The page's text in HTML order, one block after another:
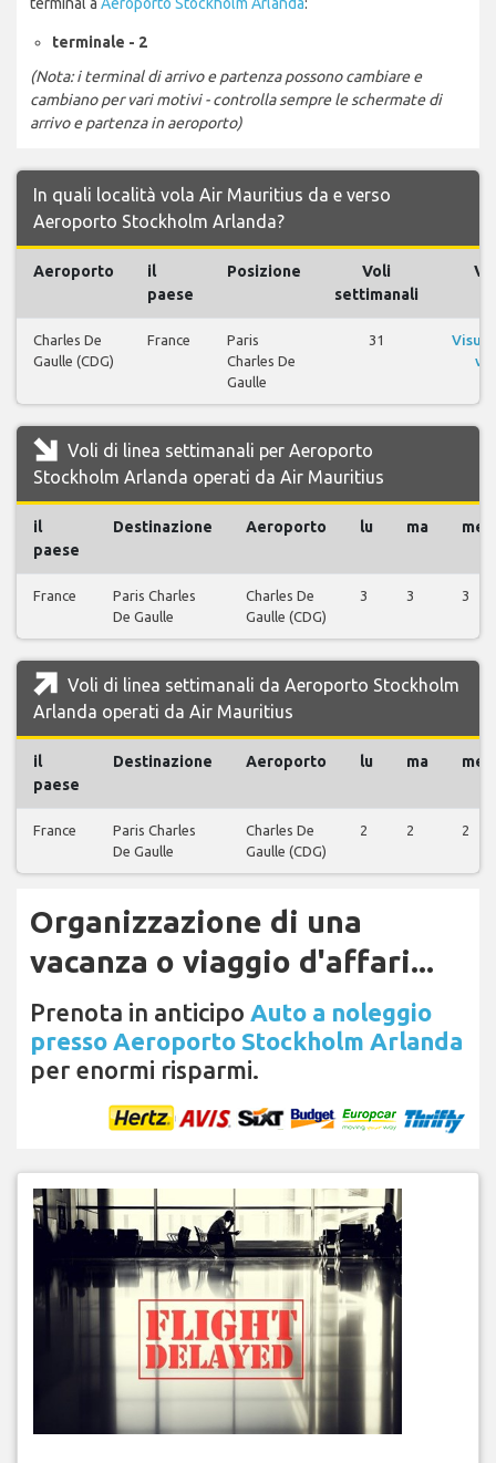
terminale - 2
(Nota: i terminal di arrivo e partenza possono cambiare e
cambiano per vari motivi - controlla sempre le schermate di
arrivo e partenza in aeroporto)
In quali località vola Air Mauritius da e verso
Aeroporto Stockholm Arlanda?
Aeroporto
il
paese
Posizione
Voli
settimanali
Charles De
Gaulle (CDG)
France
Paris
Charles De
Gaulle
31
Voli di linea settimanali per Aeroporto
Stockholm Arlanda operati da Air Mauritius
il
paese
Destinazione Aeroporto lu ma me
France
Paris Charles
De Gaulle
Charles De
Gaulle (CDG)
3 3 3
Voli di linea settimanali da Aeroporto Stockholm
Arlanda operati da Air Mauritius
il
paese
Destinazione Aeroporto lu ma me
France
Paris Charles
De Gaulle
Charles De
Gaulle (CDG)
2 2 2
Organizzazione di una
vacanza o viaggio d'affari...
Prenota in anticipo Auto a noleggio
presso Aeroporto Stockholm Arlanda
per enormi risparmi.